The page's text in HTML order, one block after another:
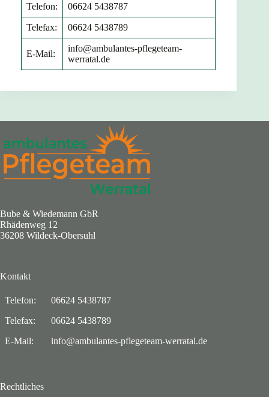
Telefon: 06624 5438787
Telefax: 06624 5438789
E-Mail:
info@ambulantes-pflegeteam-
werratal.de
Bube & Wiedemann GbR
Rhädenweg 12
36208 Wildeck-Obersuhl
Kontakt
Telefon:
06624 5438787
Telefax:
06624 5438789
E-Mail:
info@ambulantes-pflegeteam-werratal.de
Rechtliches